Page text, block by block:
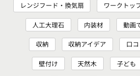
レンジフード・換気扇 ワークトッ
人工大理石 内装材 動画
収納 収納アイデア 口
壁付け 天然木 子ども